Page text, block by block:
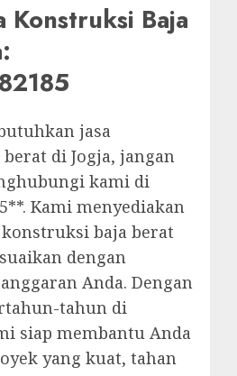
Konstruksi Baja
jasa
di Jogja, jangan
kami di
Kami menyediakan
baja berat
dengan
Anda. Dengan
tahun di
siap membantu Anda
yang kuat, tahan